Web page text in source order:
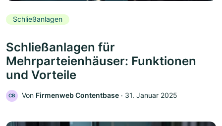
Schließanlagen
Schließanlagen für
Mehrparteienhäuser: Funktionen
und Vorteile
CB Von Firmenweb Contentbase ‧ 31. Januar 2025